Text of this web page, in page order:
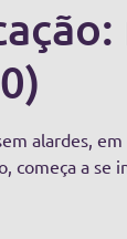
alardes,
começa a se